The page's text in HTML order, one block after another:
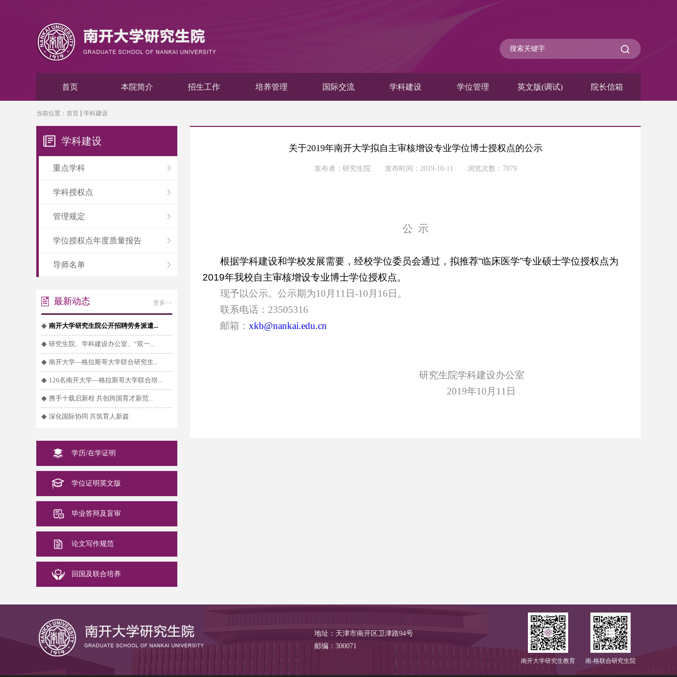
首页 本院简介 招生工作 培养管理 国际交流 学科建设 学位管理 英文版(调试) 院长信箱
当前位置： 首页 学科建设
学科建设
重点学科
学科授权点
管理规定
学位授权点年度质量报告
导师名单
最新动态 更多>>
◆ 南开大学研究生院公开招聘劳务派遣...
◆ 研究生院、学科建设办公室、“双一...
◆ 南开大学—格拉斯哥大学联合研究生...
◆ 126名南开大学—格拉斯哥大学联合培...
◆ 携手十载启新程 共创跨国育才新范...
◆ 深化国际协同 共筑育人新篇
学历/在学证明
学位证明英文版
毕业答辩及盲审
论文写作规范
回国及联合培养
关于2019年南开大学拟自主审核增设专业学位博士授权点的公示
发布者：研究生院 发布时间：2019-10-11 浏览次数： 7079
公 示
根据学科建设和学校发展需要，经校学位委员会通过，拟推荐“临床医学”专业硕士学位授权点为
2019年我校自主审核增设专业博士学位授权点。
现予以公示。公示期为10 月 11 日-10 月 16 日。
联系电话： 23505316
邮箱： xkb@nankai.edu.cn
研究生院学科建设办公室
2019年10 月 11 日
地址：天津市南开区卫津路94号
邮编：300071
南开大学研究生教育 南-格联合研究生院